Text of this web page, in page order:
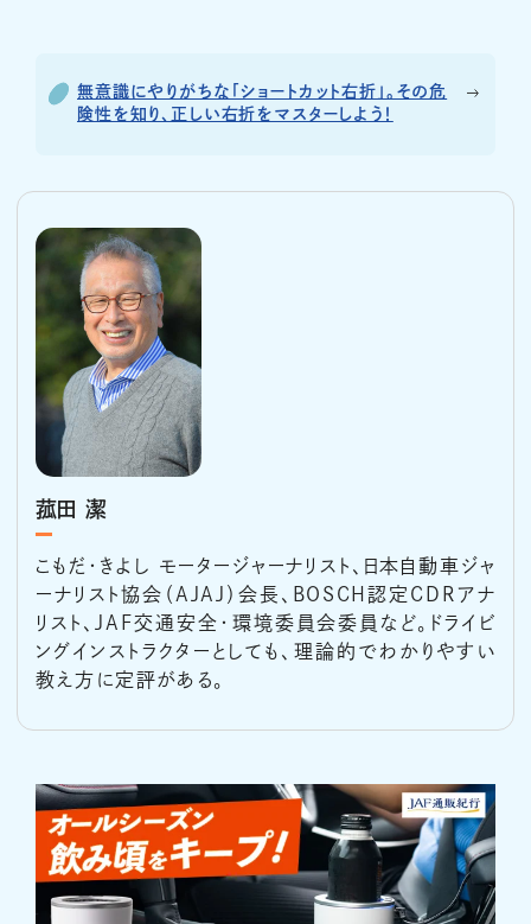
無意識にやりがちな「ショートカット右折」。その危
険性を知り、正しい右折をマスターしよう！
菰田 潔
こもだ・きよし モータージャーナリスト、日本自動車ジャ
ーナリスト協会（AJAJ）会長、BOSCH認定CDRアナ
リスト、JAF交通安全・環境委員会委員など。ドライビ
ングインストラクターとしても、理論的でわかりやすい
教え方に定評がある。